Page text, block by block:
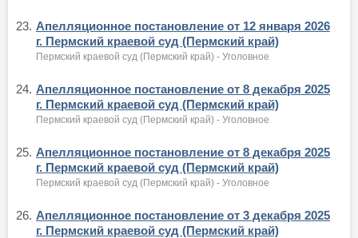
23. Апелляционное постановление от 12 января 2026
г. Пермский краевой суд (Пермский край)
Пермский краевой суд (Пермский край) - Уголовное
24. Апелляционное постановление от 8 декабря 2025
г. Пермский краевой суд (Пермский край)
Пермский краевой суд (Пермский край) - Уголовное
25. Апелляционное постановление от 8 декабря 2025
г. Пермский краевой суд (Пермский край)
Пермский краевой суд (Пермский край) - Уголовное
26. Апелляционное постановление от 3 декабря 2025
г. Пермский краевой суд (Пермский край)